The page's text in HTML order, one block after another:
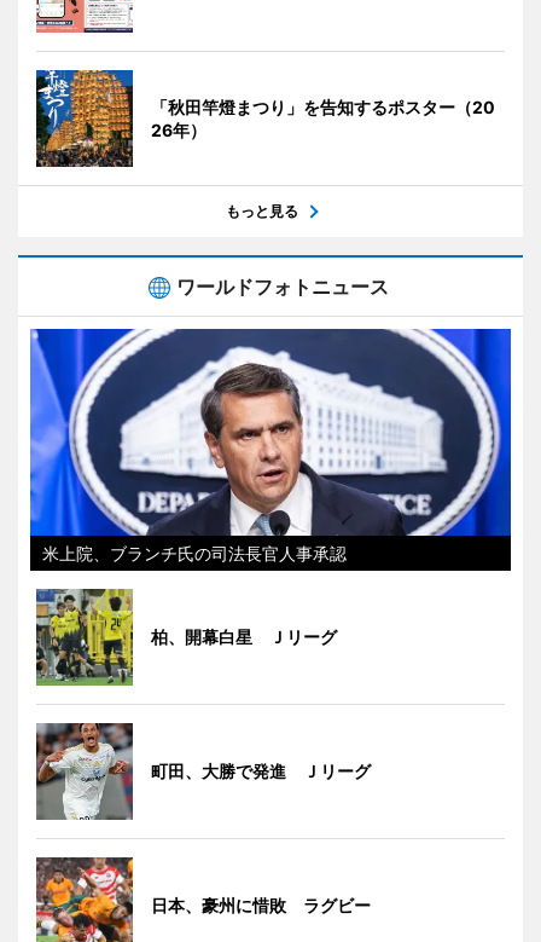
「秋田竿燈まつり」を告知するポスター（20
26年）
もっと見る
ワールドフォトニュース
米上院、ブランチ氏の司法長官人事承認
柏、開幕白星 Ｊリーグ
町田、大勝で発進 Ｊリーグ
日本、豪州に惜敗 ラグビー